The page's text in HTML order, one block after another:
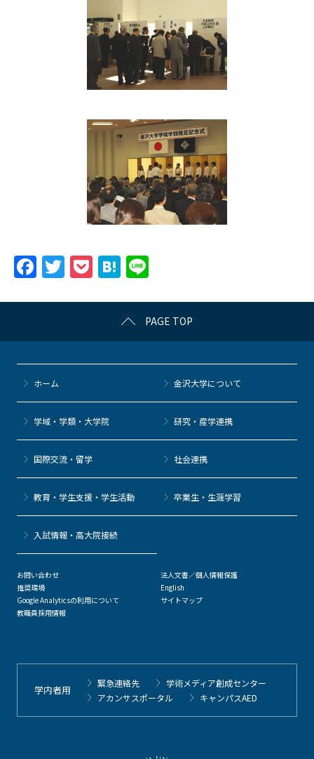
F
a
c
e
b
o
o
k
T
w
itt
er
P
o
c
k
et
H
at
e
n
a
e
PAGE TOP
ホーム 金沢大学について
学域・学類・大学院 研究・産学連携
国際交流・留学 社会連携
教育・学生支援・学生活動 卒業生・生涯学習
⼊試情報・高大院接続
お問い合わせ
推奨環境
Google Analyticsの利用について
教職員採用情報
法人文書／個人情報保護
English
サイトマップ
学内者用
緊急連絡先
学術メディア創成センター
アカンサスポータル
キャンパスAED